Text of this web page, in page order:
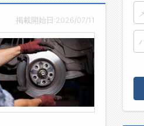
掲載開始日:2026/07/11